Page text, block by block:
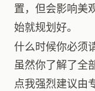
置，但会影响美
始就规划好。
什么时候你必须
虽然你了解了全
点我强烈建议由